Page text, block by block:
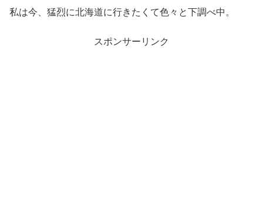
私は今、猛烈に北海道に行きたくて色々と下調べ中。
スポンサーリンク